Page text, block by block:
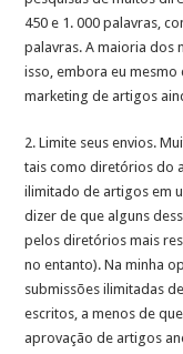
450 e 1. 000 palavras,
palavras. A maioria dos
isso, embora eu
marketing de artigos
2. Limite seus envios.
tais como diretórios do
ilimitado de artigos em
dizer de que alguns
pelos diretórios mais
no entanto). Na minha
submissões ilimitadas
escritos, a menos de
aprovação de artigos